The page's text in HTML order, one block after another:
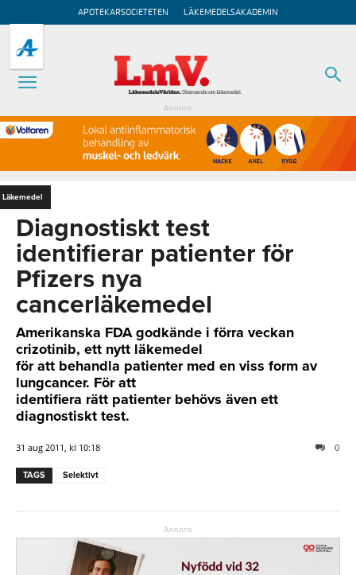
APOTEKARSOCIETETEN LÄKEMEDELSAKADEMIN
Annons
Läkemedel
Diagnostiskt test
identifierar patienter för
Pfizers nya
cancerläkemedel
Amerikanska FDA godkände i förra veckan
crizotinib, ett nytt läkemedel
för att behandla patienter med en viss form av
lungcancer. För att
identifiera rätt patienter behövs även ett
diagnostiskt test.
31 aug 2011, kl 10:18 0
TAGS Selektivt
Annons